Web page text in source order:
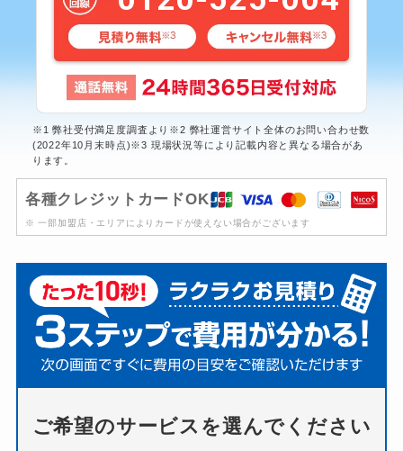
※1 弊社受付満足度調査より※2 弊社運営サイト全体のお問い合わせ数
(2022年10月末時点)※3 現場状況等により記載内容と異なる場合があ
ります。
各種クレジットカードOK
※ 一部加盟店・エリアによりカードが使えない場合がございます
ご希望のサービスを選んでください